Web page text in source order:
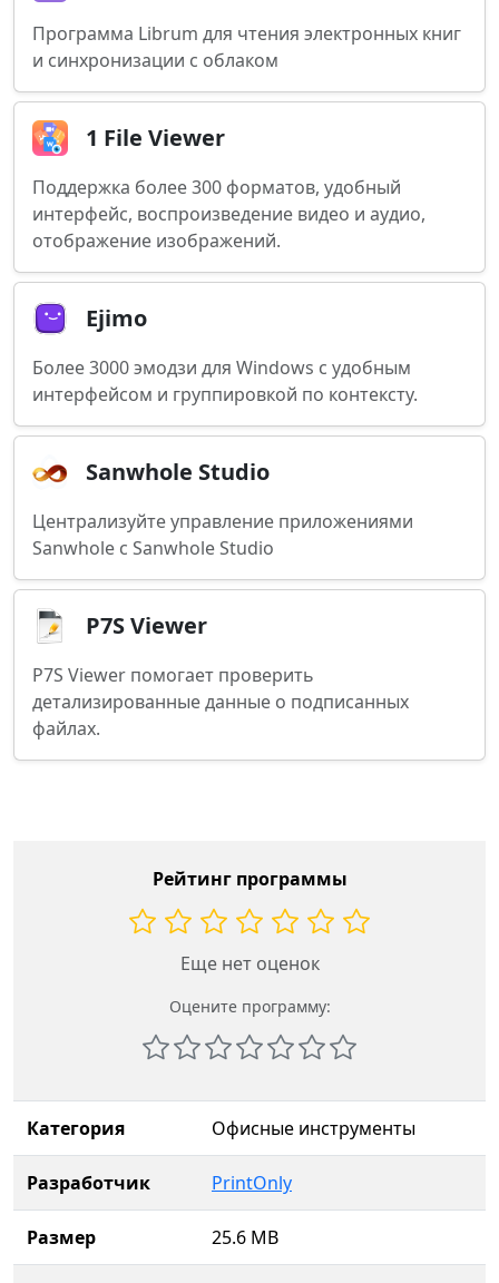
Программа Librum для чтения электронных книг
и синхронизации с облаком
1 File Viewer
Поддержка более 300 форматов, удобный
интерфейс, воспроизведение видео и аудио,
отображение изображений.
Ejimo
Более 3000 эмодзи для Windows с удобным
интерфейсом и группировкой по контексту.
Sanwhole Studio
Централизуйте управление приложениями
Sanwhole с Sanwhole Studio
P7S Viewer
P7S Viewer помогает проверить
детализированные данные о подписанных
файлах.
Рейтинг программы
Еще нет оценок
Оцените программу:
Категория Офисные инструменты
Разработчик PrintOnly
Размер 25.6 MB